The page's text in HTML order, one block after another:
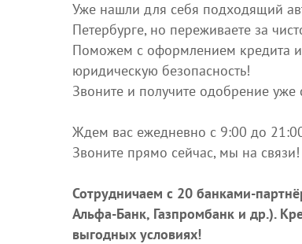
Уже нашли для себя подходящий
Петербурге, но переживаете за
Поможем с оформлением кредита
юридическую безопасность!
Звоните и получите одобрение уже
Ждем вас ежедневно с 9:00 до
Звоните прямо сейчас, мы на связи!
Сотрудничаем с 20 банками-
Альфа-Банк, Газпромбанк и др.).
выгодных условиях!